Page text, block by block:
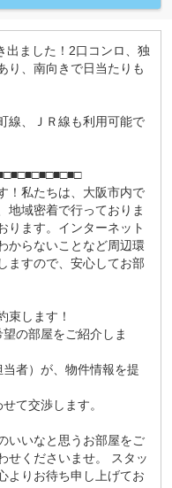
出ました！2口コンロ、独
り、南向きで日当たりも
線、ＪＲ線も利用可能で
！私たちは、大阪市内で
地域密着で行っておりま
ります。インターネット
からないことなど周辺環
ますので、安心してお部
束します！
の部屋をご紹介しま
者）が、物件情報を提
て交渉します。
いいなと思うお部屋をご
せくださいませ。 スタッ
よりお待ち申し上げてお